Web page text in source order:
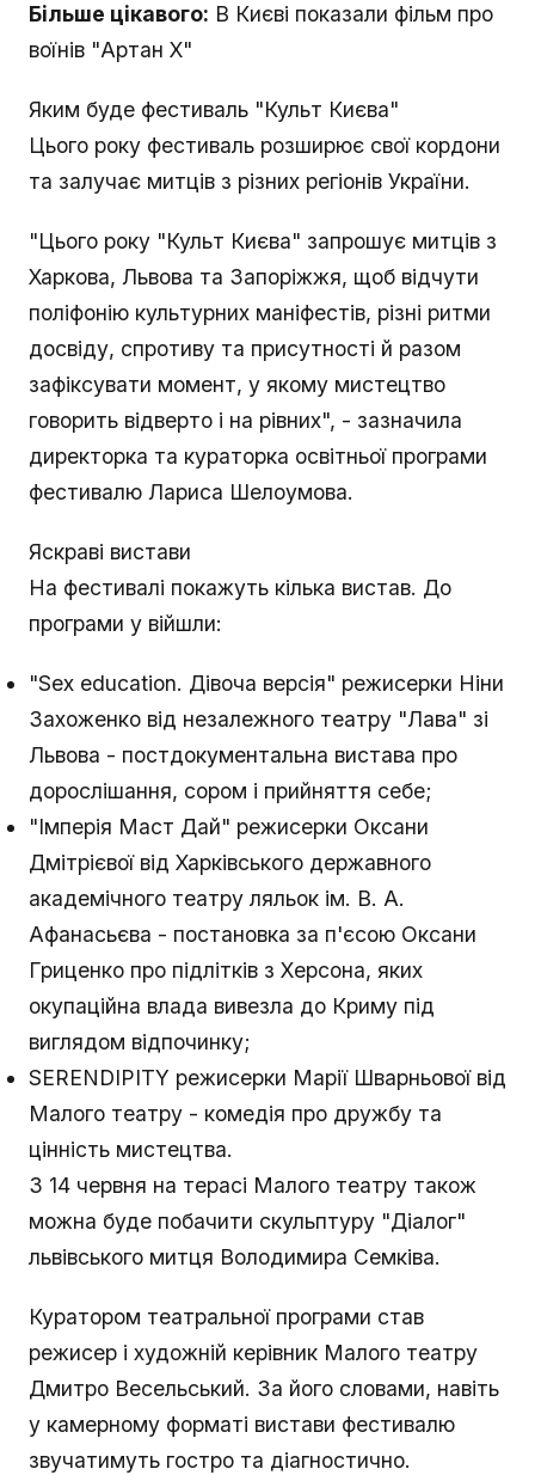
Більше цікавого: В Києві показали фільм про
воїнів "Артан Х"
Яким буде фестиваль "Культ Києва"
Цього року фестиваль розширює свої кордони
та залучає митців з різних регіонів України.
"Цього року "Культ Києва" запрошує митців з
Харкова, Львова та Запоріжжя, щоб відчути
поліфонію культурних маніфестів, різні ритми
досвіду, спротиву та присутності й разом
зафіксувати момент, у якому мистецтво
говорить відверто і на рівних", - зазначила
директорка та кураторка освітньої програми
фестивалю Лариса Шелоумова.
Яскраві вистави
На фестивалі покажуть кілька вистав. До
програми у війшли:
"Sex education. Дівоча версія" режисерки Ніни
Захоженко від незалежного театру "Лава" зі
Львова - постдокументальна вистава про
дорослішання, сором і прийняття себе;
"Імперія Маст Дай" режисерки Оксани
Дмітрієвої від Харківського державного
академічного театру ляльок ім. В. А.
Афанасьєва - постановка за п'єсою Оксани
Гриценко про підлітків з Херсона, яких
окупаційна влада вивезла до Криму під
виглядом відпочинку;
SERENDIPITY режисерки Марії Шварньової від
Малого театру - комедія про дружбу та
цінність мистецтва.
З 14 червня на терасі Малого театру також
можна буде побачити скульптуру "Діалог"
львівського митця Володимира Семківа.
Куратором театральної програми став
режисер і художній керівник Малого театру
Дмитро Весельський. За його словами, навіть
у камерному форматі вистави фестивалю
звучатимуть гостро та діагностично.